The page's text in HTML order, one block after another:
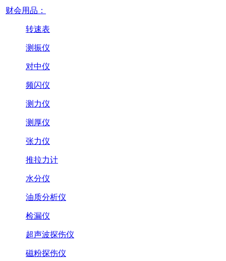
财会用品：
转速表
测振仪
对中仪
频闪仪
测力仪
测厚仪
张力仪
推拉力计
水分仪
油质分析仪
检漏仪
超声波探伤仪
磁粉探伤仪